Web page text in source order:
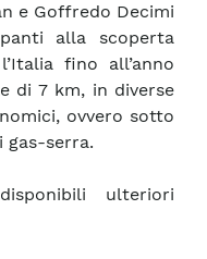
e Goffredo Decimi
alla scoperta
fino all’anno
di 7 km, in diverse
ovvero sotto
gas-serra.
ulteriori